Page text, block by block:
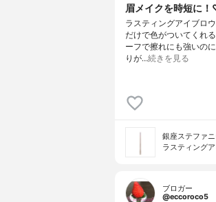
眉メイクを時短に
ラスティングアイブロ
だけで色がついてくれ
ーフで擦れにも強いの
りが…続きを見る
銀座ステファ
ラスティング
ブロガー
@eccoroco5